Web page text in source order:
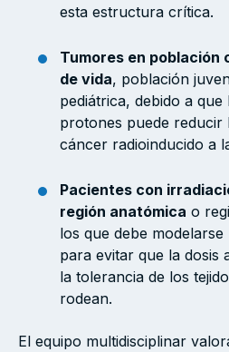
esta estructura crítica.
Tumores en población
de vida, población
pediátrica, debido a
protones puede reducir
cáncer radioinducido a
Pacientes con
región anatómica o
los que debe
para evitar que la dosis
la tolerancia de los
rodean.
El equipo multidisciplinar